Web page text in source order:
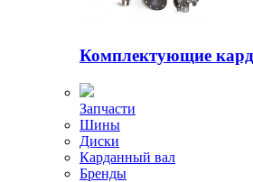
Комплектующие
Запчасти
Шины
Диски
Карданный вал
Бренды